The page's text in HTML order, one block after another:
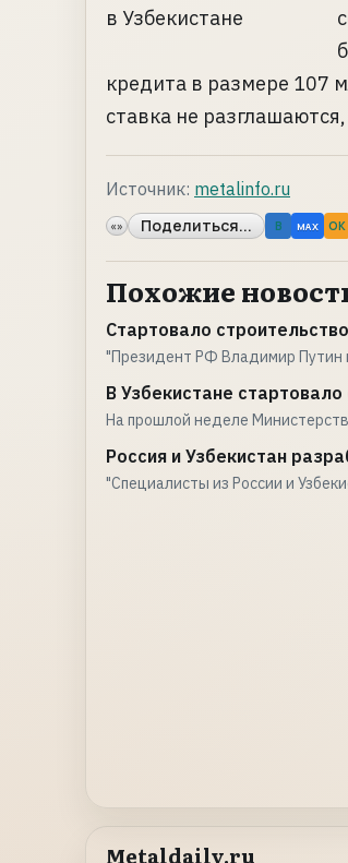
кредита в размере 107
ставка не
Источник: metalinfo.ru
«» Поделиться... B MAX OK
Похожие
Стартовало
"Президент РФ Владимир Путин
В Узбекистане
На прошлой неделе
Россия и Узбекистан
"Специалисты из России и
Metaldaily.ru